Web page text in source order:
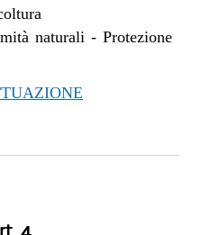
naturali - Protezione